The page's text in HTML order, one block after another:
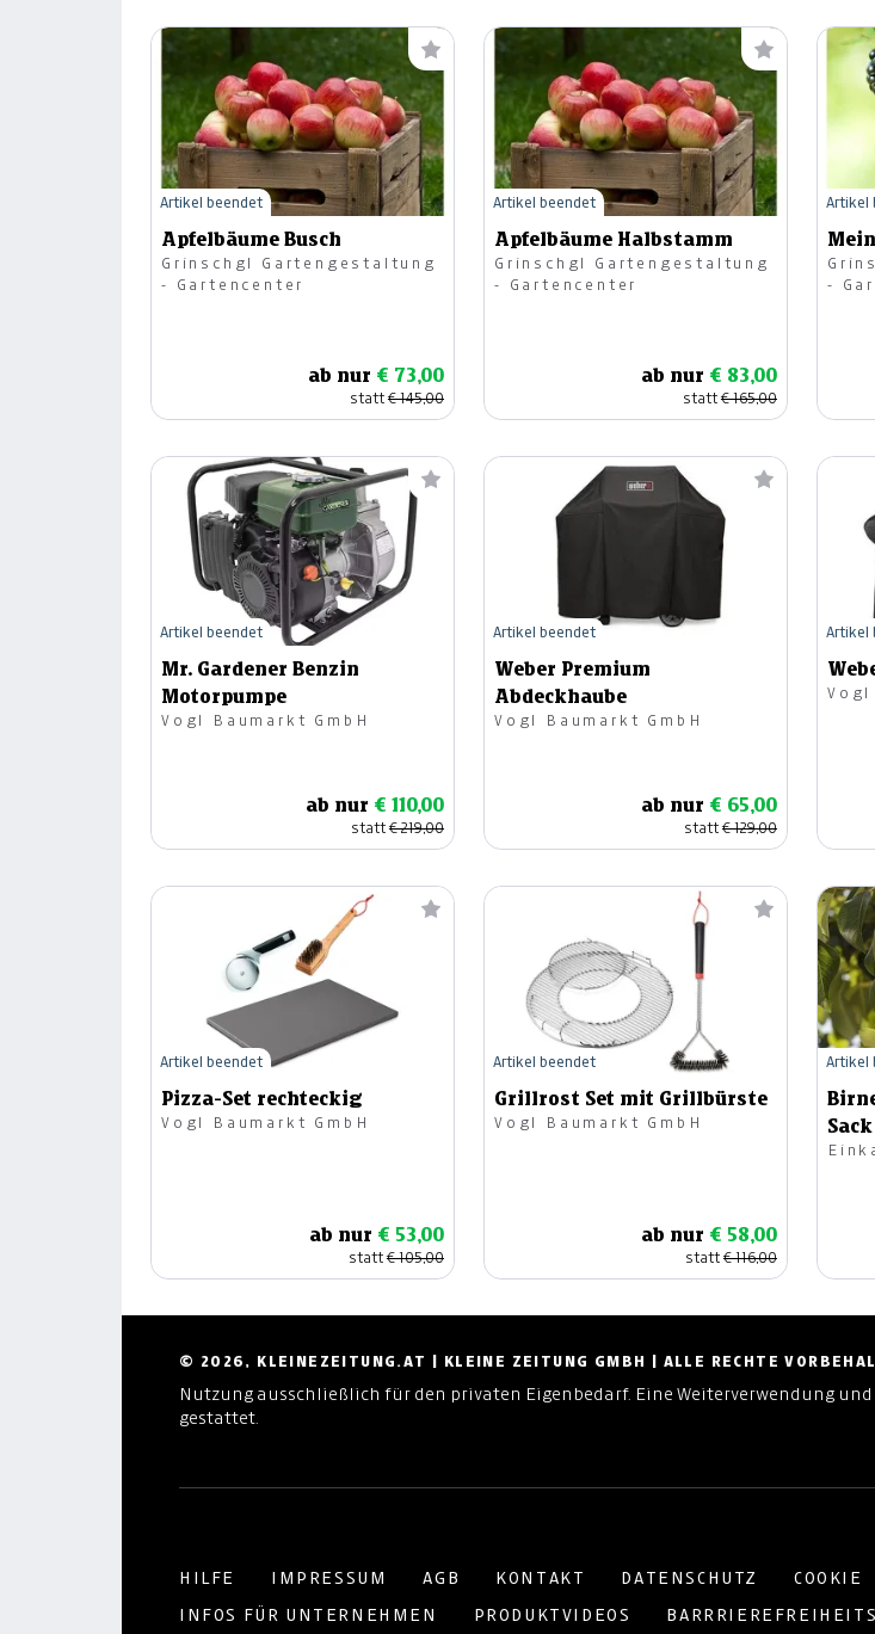
Apfelbäume Busch
Grinschgl Gartengestaltung
- Gartencenter
ab nur € 73,00
statt€ 145,00
Artikel beendet
Apfelbäume Halbstamm
Grinschgl Gartengestaltung
- Gartencenter
ab nur € 83,00
statt€ 165,00
Artikel beendet
-
Artikel
Mr. Gardener Benzin
Motorpumpe
Vogl Baumarkt GmbH
ab nur € 110,00
statt€ 219,00
Artikel beendet
Weber Premium
Abdeckhaube
Vogl Baumarkt GmbH
ab nur € 65,00
statt€ 129,00
Artikel beendet
Vogl
Artikel
Pizza-Set rechteckig
Vogl Baumarkt GmbH
ab nur € 53,00
statt€ 105,00
Artikel beendet
Grillrost Set mit Grillbürste
Vogl Baumarkt GmbH
ab nur € 58,00
statt€ 116,00
Artikel beendet
70lt.
Artikel
© 2026, KLEINEZEITUNG.AT | KLEINE ZEITUNG GMBH | ALLE RECHTE
Nutzung ausschließlich für den privaten Eigenbedarf. Eine Weiterverwendung
gestattet.
HILFE IMPRESSUM AGB KONTAKT DATENSCHUTZ COOKIE
INFOS FÜR UNTERNEHMEN PRODUKTVIDEOS